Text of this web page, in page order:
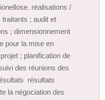
réalisations /
; audit et
; dimensionnement
pour la mise en
; planification de
des réunions des
résultats
la négociation des